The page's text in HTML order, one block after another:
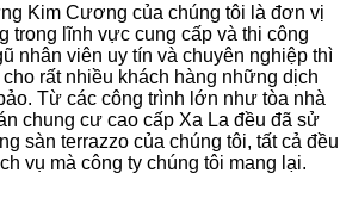
Kim Cương của chúng tôi là đơn vị
trong lĩnh vực cung cấp và thi công
nhân viên uy tín và chuyên nghiệp thì
rất nhiều khách hàng những dịch
Từ các công trình lớn như tòa nhà
chung cư cao cấp Xa La đều đã sử
sàn terrazzo của chúng tôi, tất cả đều
vụ mà công ty chúng tôi mang lại.